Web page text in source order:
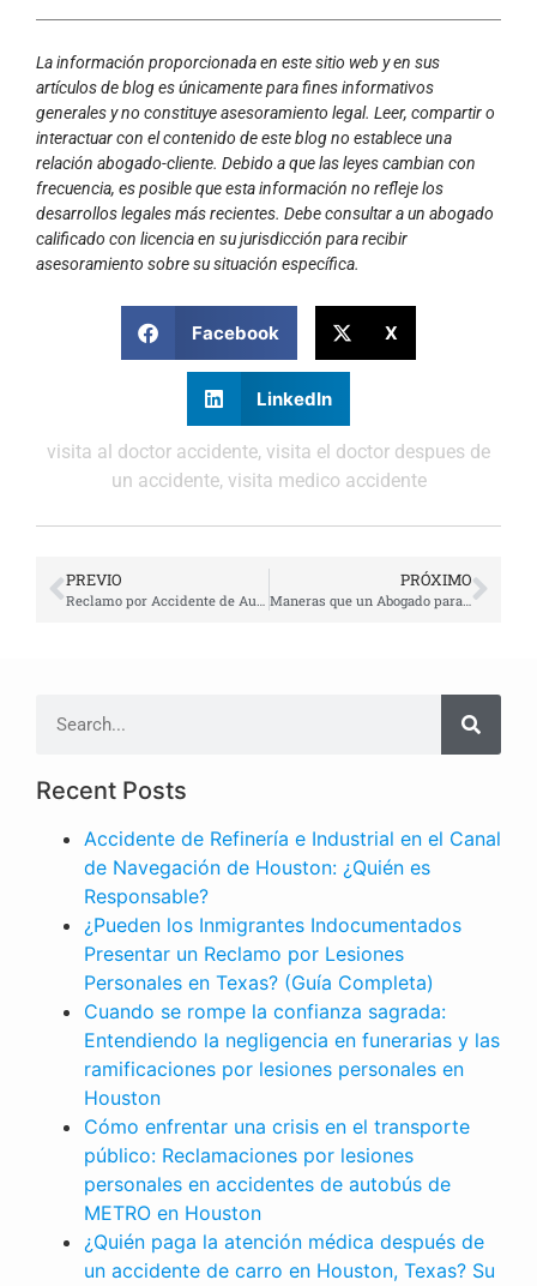
La información proporcionada en este sitio web y en sus
artículos de blog es únicamente para fines informativos
generales y no constituye asesoramiento legal. Leer, compartir o
interactuar con el contenido de este blog no establece una
relación abogado-cliente. Debido a que las leyes cambian con
frecuencia, es posible que esta información no refleje los
desarrollos legales más recientes. Debe consultar a un abogado
calificado con licencia en su jurisdicción para recibir
asesoramiento sobre su situación específica.
Facebook X
LinkedIn
visita al doctor accidente, visita el doctor despues de
un accidente, visita medico accidente
PREVIO
Reclamo por Accidente de Auto | Le ayudara la compania de seguro?
PRÓXIMO
Maneras que un Abogado para Accidente en Houston le ayuda con su Reclamo
Recent Posts
Accidente de Refinería e Industrial en el Canal
de Navegación de Houston: ¿Quién es
Responsable?
¿Pueden los Inmigrantes Indocumentados
Presentar un Reclamo por Lesiones
Personales en Texas? (Guía Completa)
Cuando se rompe la confianza sagrada:
Entendiendo la negligencia en funerarias y las
ramificaciones por lesiones personales en
Houston
Cómo enfrentar una crisis en el transporte
público: Reclamaciones por lesiones
personales en accidentes de autobús de
METRO en Houston
¿Quién paga la atención médica después de
un accidente de carro en Houston, Texas? Su
LESIONES PERSONALES